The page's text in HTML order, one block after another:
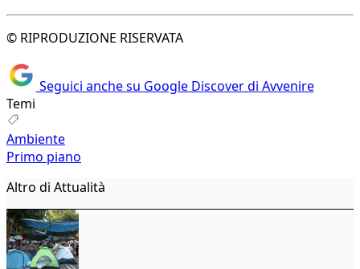
© RIPRODUZIONE RISERVATA
Seguici anche su Google Discover di Avvenire
Temi
Ambiente
Primo piano
Altro di Attualità